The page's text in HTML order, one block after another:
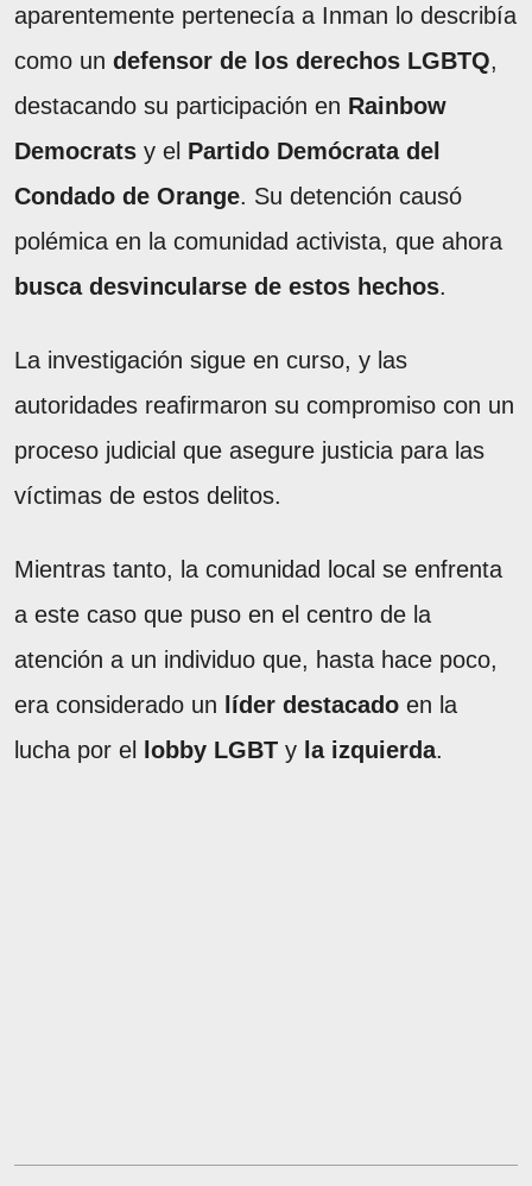
aparentemente pertenecía a Inman lo describía
como un defensor de los derechos LGBTQ,
destacando su participación en Rainbow
Democrats y el Partido Demócrata del
Condado de Orange. Su detención causó
polémica en la comunidad activista, que ahora
busca desvincularse de estos hechos.
La investigación sigue en curso, y las
autoridades reafirmaron su compromiso con un
proceso judicial que asegure justicia para las
víctimas de estos delitos.
Mientras tanto, la comunidad local se enfrenta
a este caso que puso en el centro de la
atención a un individuo que, hasta hace poco,
era considerado un
líder destacado en la
lucha por el
lobby LGBT y la izquierda.